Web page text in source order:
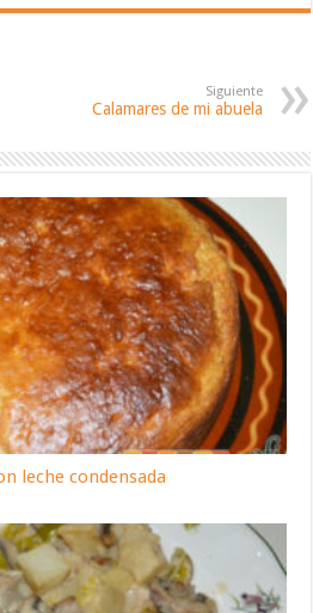
Siguiente
Calamares de mi abuela
leche condensada